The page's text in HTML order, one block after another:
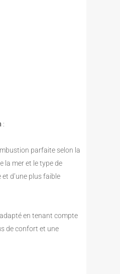
:
parfaite selon la
la mer et le type de
d’une plus faible
en tenant compte
de confort et une